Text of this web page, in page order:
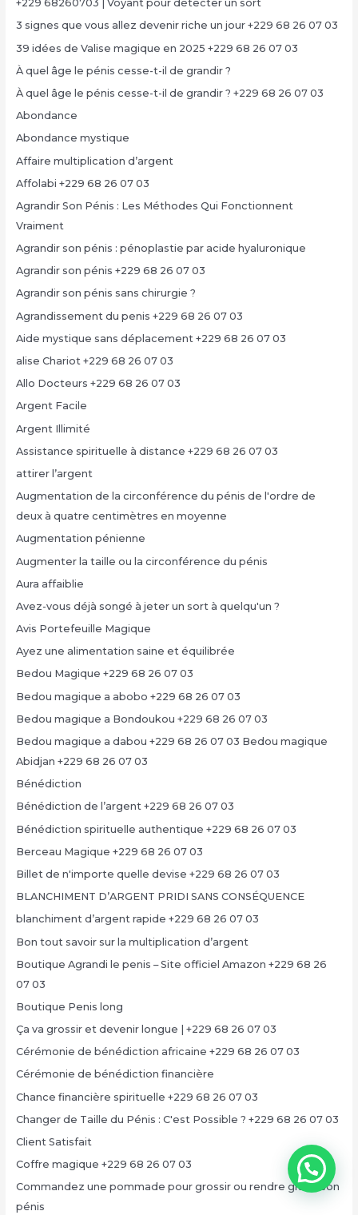
+229 68260703 | Voyant pour détecter un sort
3 signes que vous allez devenir riche un jour +229 68 26 07 03
39 idées de Valise magique en 2025 +229 68 26 07 03
À quel âge le pénis cesse-t-il de grandir ?
À quel âge le pénis cesse-t-il de grandir ? +229 68 26 07 03
Abondance
Abondance mystique
Affaire multiplication d’argent
Affolabi +229 68 26 07 03
Agrandir Son Pénis : Les Méthodes Qui Fonctionnent
Vraiment
Agrandir son pénis : pénoplastie par acide hyaluronique
Agrandir son pénis +229 68 26 07 03
Agrandir son pénis sans chirurgie ?
Agrandissement du penis +229 68 26 07 03
Aide mystique sans déplacement +229 68 26 07 03
alise Chariot +229 68 26 07 03
Allo Docteurs +229 68 26 07 03
Argent Facile
Argent Illimité
Assistance spirituelle à distance +229 68 26 07 03
attirer l’argent
Augmentation de la circonférence du pénis de l'ordre de
deux à quatre centimètres en moyenne
Augmentation pénienne
Augmenter la taille ou la circonférence du pénis
Aura affaiblie
Avez-vous déjà songé à jeter un sort à quelqu'un ?
Avis Portefeuille Magique
Ayez une alimentation saine et équilibrée
Bedou Magique +229 68 26 07 03
Bedou magique a abobo +229 68 26 07 03
Bedou magique a Bondoukou +229 68 26 07 03
Bedou magique a dabou +229 68 26 07 03 Bedou magique
Abidjan +229 68 26 07 03
Bénédiction
Bénédiction de l’argent +229 68 26 07 03
Bénédiction spirituelle authentique +229 68 26 07 03
Berceau Magique +229 68 26 07 03
Billet de n'importe quelle devise +229 68 26 07 03
BLANCHIMENT D’ARGENT PRIDI SANS CONSÉQUENCE
blanchiment d’argent rapide +229 68 26 07 03
Bon tout savoir sur la multiplication d’argent
Boutique Agrandi le penis – Site officiel Amazon +229 68 26
07 03
Boutique Penis long
Ça va grossir et devenir longue | +229 68 26 07 03
Cérémonie de bénédiction africaine +229 68 26 07 03
Cérémonie de bénédiction financière
Chance financière spirituelle +229 68 26 07 03
Changer de Taille du Pénis : C'est Possible ? +229 68 26 07 03
Client Satisfait
Coffre magique +229 68 26 07 03
Commandez une pommade pour grossir ou rendre grand son
pénis